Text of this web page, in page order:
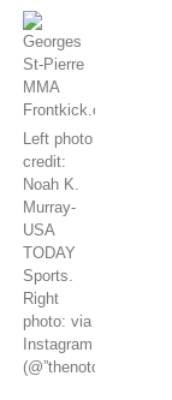
Left photo
credit:
Noah K.
Murray-
USA
TODAY
Sports.
Right
photo: via
Instagram
(@”thenotoriousmma”)